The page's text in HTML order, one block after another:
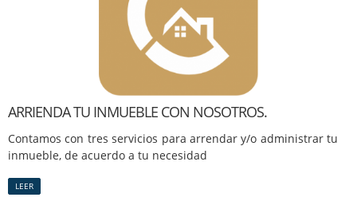
ARRIENDA TU INMUEBLE CON NOSOTROS.
Contamos con tres servicios para arrendar y/o administrar tu
inmueble, de acuerdo a tu necesidad
LEER